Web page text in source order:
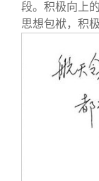
段。积极向上
思想包袱，积